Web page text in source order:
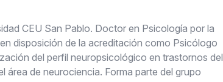
CEU San Pablo. Doctor en Psicología por la
disposición de la acreditación como Psicólogo
del perfil neuropsicológico en trastornos del
de neurociencia. Forma parte del grupo